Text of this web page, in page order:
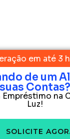
em até 3
de um
suas Contas?
Empréstimo na
Luz!
SOLICITE